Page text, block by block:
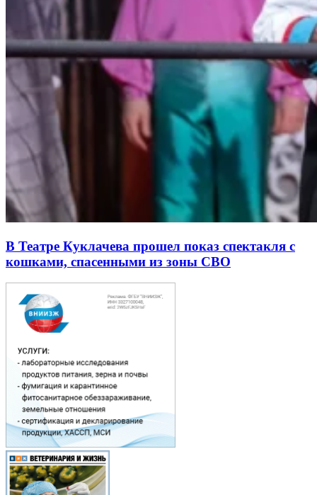
В Театре Куклачева прошел показ спектакля с
кошками, спасенными из зоны СВО